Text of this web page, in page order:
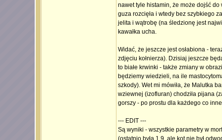
nawet tyle histamin, że może dojść
guza rozcięła i wtedy bez szybkiego
jelita i wątrobę (na śledzionę jest
kawałka ucha.
Widać, że jeszcze jest osłabiona -
zdjęciu kołnierza). Dzisiaj jeszcze
to białe krwinki - także zmiany w
będziemy wiedzieli, na ile
szkody). Wet mi mówiła, że Malutka
wziewnej (izofluran) chodziła pijana
gorszy - po prostu dla każdego co
--- EDIT ---
Są wyniki - wszystkie parametry w
(ostatnio była 1,9, ale kot nie był